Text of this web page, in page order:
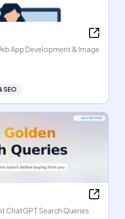
App Development & Image
SEO
ChatGPT Search Queries